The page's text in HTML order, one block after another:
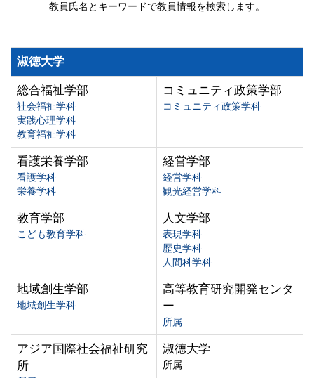
教員氏名とキーワードで教員情報を検索します。
淑徳大学
総合福祉学部
社会福祉学科
実践心理学科
教育福祉学科
コミュニティ政策学部
コミュニティ政策学科
看護栄養学部
看護学科
栄養学科
経営学部
経営学科
観光経営学科
教育学部
こども教育学科
人文学部
表現学科
歴史学科
人間科学科
地域創生学部
地域創生学科
高等教育研究開発センタ
ー
所属
アジア国際社会福祉研究
所
淑徳大学
所属